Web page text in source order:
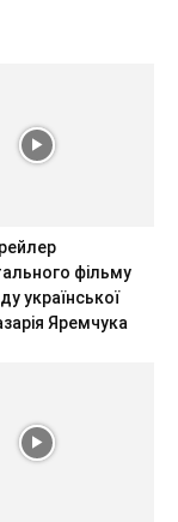
фільму
української
Яремчука